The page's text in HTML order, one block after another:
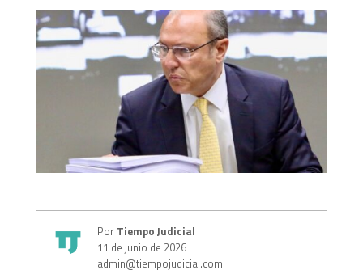
PorTiempo Judicial
11 de junio de 2026
admin@tiempojudicial.com